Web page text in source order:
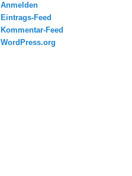
Anmelden
Eintrags-Feed
Kommentar-Feed
WordPress.org